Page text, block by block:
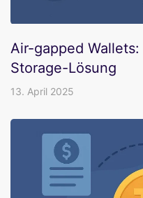
Air-gapped
Storage-Lösung
13. April 2025